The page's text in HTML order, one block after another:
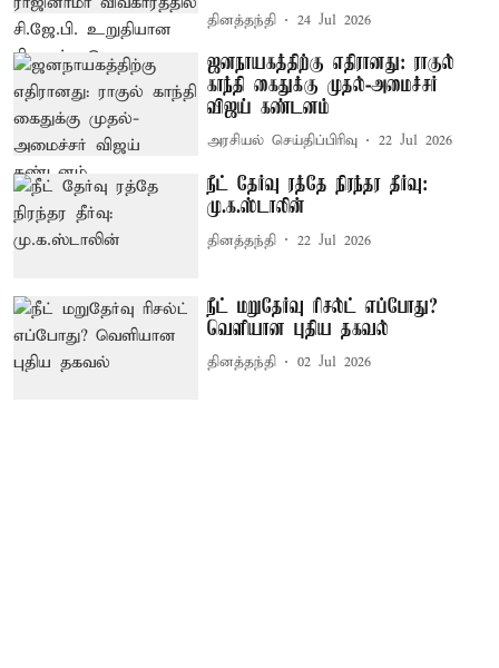
தினத்தந்தி 24 Jul 2026
ஜனநாயகத்திற்கு எதிரானது: ராகுல்
காந்தி கைதுக்கு முதல்-அமைச்சர்
விஜய் கண்டனம்
அரசியல் செய்திப்பிரிவு 22 Jul 2026
நீட் தேர்வு ரத்தே நிரந்தர தீர்வு:
மு.க.ஸ்டாலின்
தினத்தந்தி 22 Jul 2026
நீட் மறுதேர்வு ரிசல்ட் எப்போது?
வெளியான புதிய தகவல்
தினத்தந்தி 02 Jul 2026